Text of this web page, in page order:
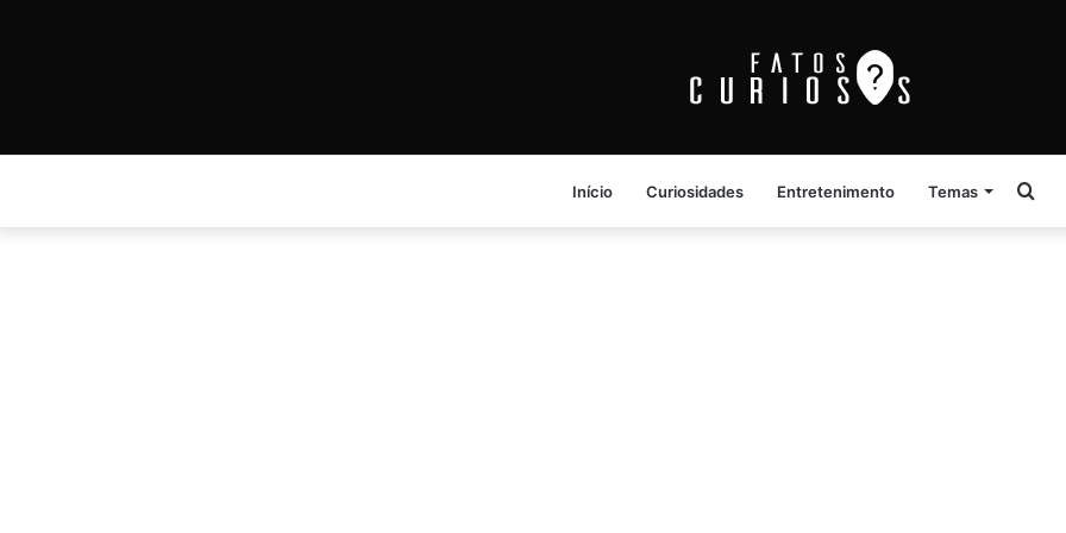
Início Curiosidades Entretenimento Temas